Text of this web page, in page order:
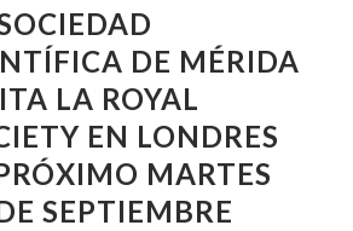
DE MÉRIDA
LA ROYAL
EN LONDRES
MARTES
SEPTIEMBRE